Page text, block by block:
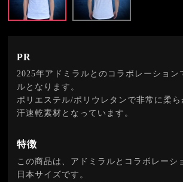
PR
2025年アドミラルとのコラボレーション
ルとなります。
ポリエステル/ポリウレタンで非常に柔ら
汗速乾素材となっています。
特徴
この商品は、アドミラルとコラボレーシ
日本サイズです。